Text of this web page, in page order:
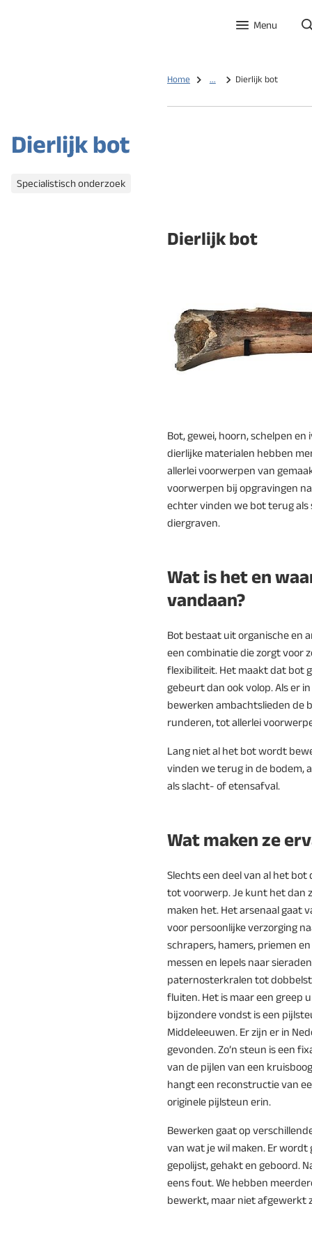
Menu
Home ... Dierlijk bot
Dierlijk bot
Specialistisch onderzoek
Dierlijk bot
Bot, gewei, hoorn, schelpen en
dierlijke materialen hebben
allerlei voorwerpen van
voorwerpen bij opgravingen
echter vinden we bot terug
diergraven.
Wat is het en
vandaan?
Bot bestaat uit organische en
een combinatie die zorgt voor
flexibiliteit. Het maakt dat bot
gebeurt dan ook volop. Als er
bewerken ambachtslieden de
runderen, tot allerlei
Lang niet al het bot wordt
vinden we terug in de bodem,
als slacht- of etensafval.
Wat maken ze
Slechts een deel van al het
tot voorwerp. Je kunt het dan
maken het. Het arsenaal gaat
voor persoonlijke verzorging
schrapers, hamers, priemen
messen en lepels naar
paternosterkralen tot
fluiten. Het is maar een greep
bijzondere vondst is een
Middeleeuwen. Er zijn er in
gevonden. Zo’n steun is een
van de pijlen van een
hangt een reconstructie van
originele pijlsteun erin.
Bewerken gaat op
van wat je wil maken. Er wordt
gepolijst, gehakt en geboord.
eens fout. We hebben
bewerkt, maar niet afgewerkt